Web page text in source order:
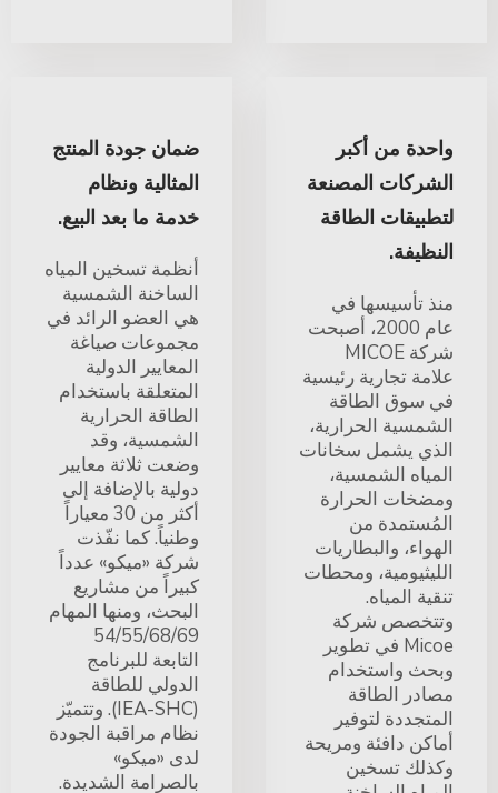
واحدة من أكبر
الشركات المصنعة
لتطبيقات الطاقة
النظيفة.
منذ تأسيسها في
عام 2000، أصبحت
شركة MICOE
علامة تجارية رئيسية
في سوق الطاقة
الشمسية الحرارية،
الذي يشمل سخانات
المياه الشمسية،
ومضخات الحرارة
المُستمدة من
الهواء، والبطاريات
الليثيومية، ومحطات
تنقية المياه.
وتتخصص شركة
Micoe في تطوير
وبحث واستخدام
مصادر الطاقة
المتجددة لتوفير
أماكن دافئة ومريحة
وكذلك تسخين
ضمان جودة المنتج
المثالية ونظام
خدمة ما بعد البيع.
أنظمة تسخين المياه
الساخنة الشمسية
هي العضو الرائد في
مجموعات صياغة
المعايير الدولية
المتعلقة باستخدام
الطاقة الحرارية
الشمسية، وقد
وضعت ثلاثة معايير
دولية بالإضافة إلى
أكثر من 30 معياراً
وطنياً. كما نفّذت
شركة «ميكو» عدداً
كبيراً من مشاريع
البحث، ومنها المهام
54/55/68/69
التابعة للبرنامج
الدولي للطاقة
(IEA-SHC). وتتميّز
نظام مراقبة الجودة
لدى «ميكو»
بالصرامة الشديدة.